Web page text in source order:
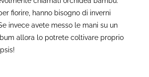
fiorire, hanno bisogno di inverni
invece avete messo le mani su un
allora lo potrete coltivare proprio